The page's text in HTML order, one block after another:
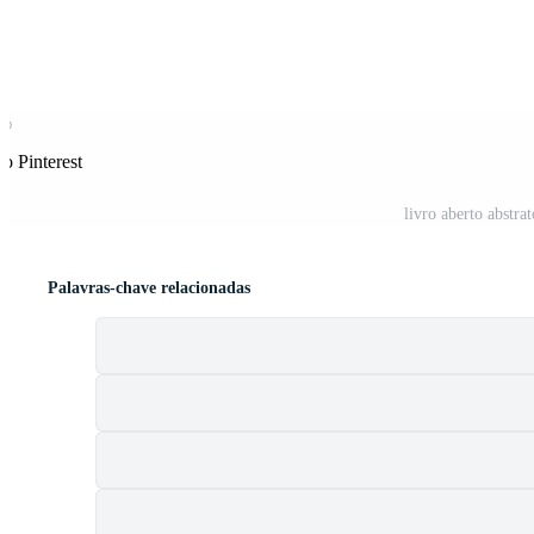
Pinterest
livro aberto
Palavras-chave relacionadas